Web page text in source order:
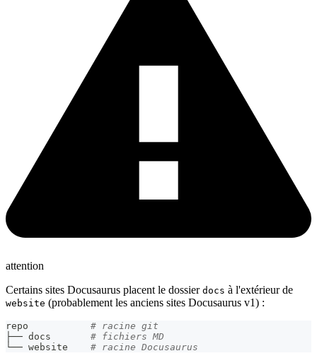
attention
Certains sites Docusaurus placent le dossier docs à l'extérieur de
website (probablement les anciens sites Docusaurus v1) :
repo # racine git
├── docs # fichiers MD
└── website # racine Docusaurus